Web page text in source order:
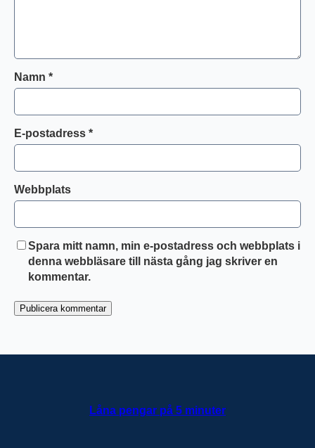
Namn *
E-postadress *
Webbplats
Spara mitt namn, min e-postadress och webbplats i
denna webbläsare till nästa gång jag skriver en
kommentar.
Låna pengar på 5 minuter